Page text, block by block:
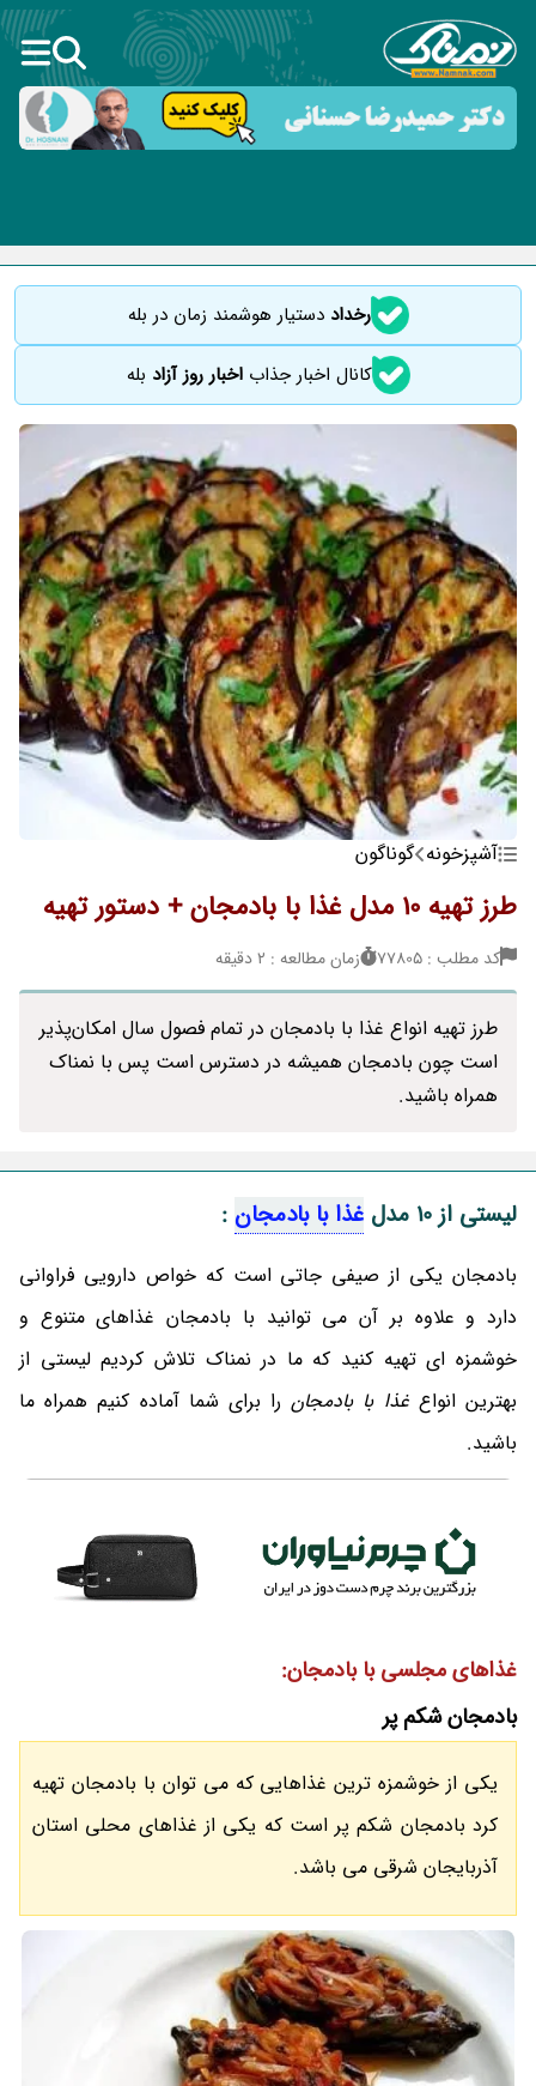
رخداددستیار هوشمند زمان در بله
کانال اخبار جذاباخبار روز آزاد بله
آشپزخونه گوناگون
طرز تهیه 10 مدل غذا با بادمجان + دستور تهیه
کد مطلب : 77805 زمان مطالعه : 2 دقیقه
طرز تهیه انواع غذا با بادمجان در تمام فصول سال امکان‌پذیر
است چون بادمجان همیشه در دسترس است پس با نمناک
همراه باشید.
لیستی از 10 مدل غذا با بادمجان :
بادمجان یکی از صیفی جاتی است که خواص دارویی فراوانی
دارد و علاوه بر آن می توانید با بادمجان غذاهای متنوع و
خوشمزه ای تهیه کنید که ما در نمناک تلاش کردیم لیستی از
بهترین انواعغذا با بادمجانرا برای شما آماده کنیم همراه ما
باشید.
غذاهای مجلسی با بادمجان:
بادمجان شکم پر
یکی از خوشمزه ترین غذاهایی که می توان با بادمجان تهیه
کرد بادمجان شکم پر است که یکی از غذاهای محلی استان
آذربایجان شرقی می باشد.